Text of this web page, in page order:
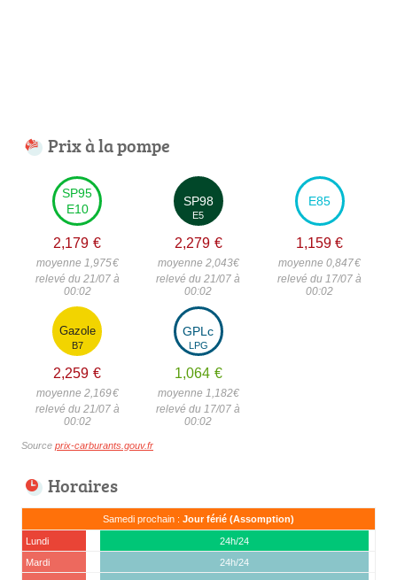
Prix à la pompe
SP95
E10
2,179 €
moyenne 1,975€
relevé du 21/07 à
00:02
SP98
E5
2,279 €
moyenne 2,043€
relevé du 21/07 à
00:02
E85
1,159 €
moyenne 0,847€
relevé du 17/07 à
00:02
Gazole
B7
2,259 €
moyenne 2,169€
relevé du 21/07 à
00:02
GPLc
LPG
1,064 €
moyenne 1,182€
relevé du 17/07 à
00:02
Source prix-carburants.gouv.fr
Horaires
Samedi prochain : Jour férié (Assomption)
Lundi
24h/24
Mardi
24h/24